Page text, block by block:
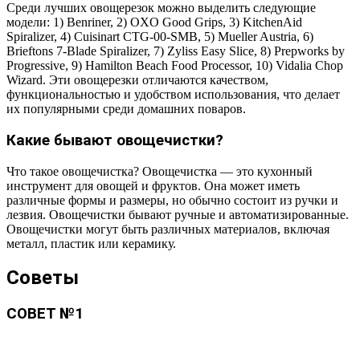
Среди лучших овощерезок можно выделить следующие
модели: 1) Benriner, 2) OXO Good Grips, 3) KitchenAid
Spiralizer, 4) Cuisinart CTG-00-SMB, 5) Mueller Austria, 6)
Brieftons 7-Blade Spiralizer, 7) Zyliss Easy Slice, 8) Prepworks by
Progressive, 9) Hamilton Beach Food Processor, 10) Vidalia Chop
Wizard. Эти овощерезки отличаются качеством,
функциональностью и удобством использования, что делает
их популярными среди домашних поваров.
Какие бывают овощечистки?
Что такое овощечистка? Овощечистка — это кухонный
инструмент для овощей и фруктов. Она может иметь
различные формы и размеры, но обычно состоит из ручки и
лезвия. Овощечистки бывают ручные и автоматизированные.
Овощечистки могут быть различных материалов, включая
металл, пластик или керамику.
Советы
СОВЕТ №1